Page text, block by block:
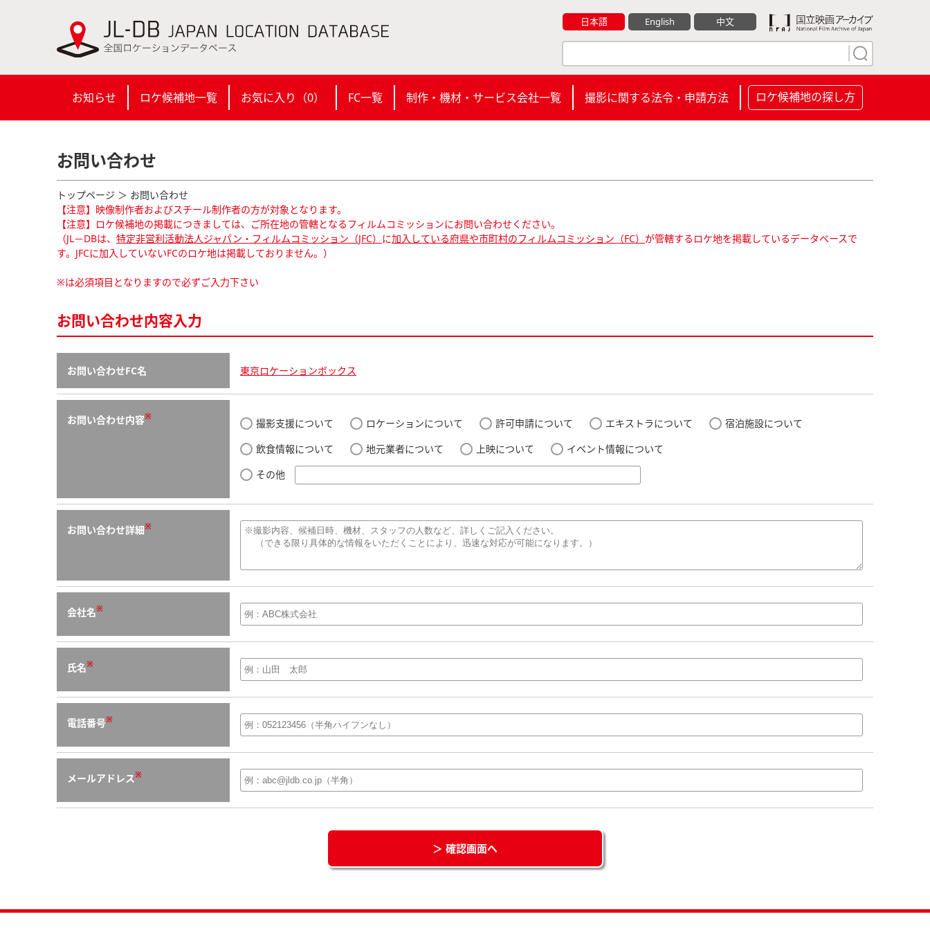
日本語 English 中文
お知らせ ロケ候補地一覧 お気に入り（0） FC一覧 制作・機材・サービス会社一覧 撮影に関する法令・申請方法 ロケ候補地の探し方
お問い合わせ
トップページ ＞ お問い合わせ
【注意】映像制作者およびスチール制作者の方が対象となります。
【注意】ロケ候補地の掲載につきましては、ご所在地の管轄となるフィルムコミッションにお問い合わせください。
（JL－DBは、 特定非営利活動法人ジャパン・フィルムコミッション（JFC） に加入している府県や市町村のフィルムコミッション（FC） が管轄するロケ地を掲載しているデータベースで
す。JFCに加入していないFCのロケ地は掲載しておりません。）
※は必須項目となりますので必ずご入力下さい
お問い合わせ内容入力
お問い合わせFC名 東京ロケーションボックス
お問い合わせ内容※
撮影支援について ロケーションについて 許可申請について エキストラについて
宿泊施設について
飲食情報について
地元業者について 上映について
イベント情報について
その他
お問い合わせ詳細※
会社名※
氏名※
電話番号※
メールアドレス※
＞ 確認画面へ